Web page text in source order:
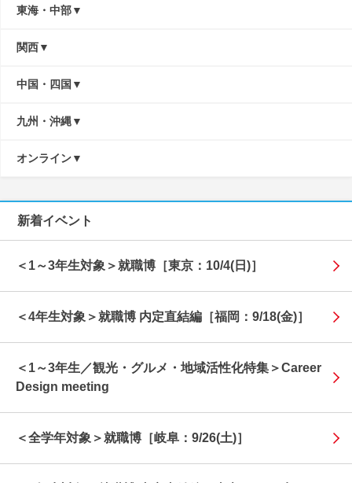
東海・中部
関西
中国・四国
九州・沖縄
オンライン
新着イベント
＜1～3年生対象＞就職博［東京：10/4(日)］
＜4年生対象＞就職博 内定直結編［福岡：9/18(金)］
＜1～3年生／観光・グルメ・地域活性化特集＞Career
Design meeting
＜全学年対象＞就職博［岐阜：9/26(土)］